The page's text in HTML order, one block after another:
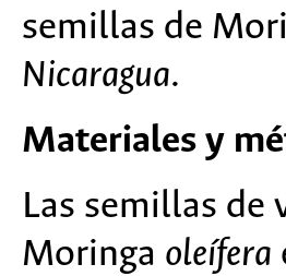
semillas de
Nicaragua.
Materiales y
Las semillas de
Moringa oleífera